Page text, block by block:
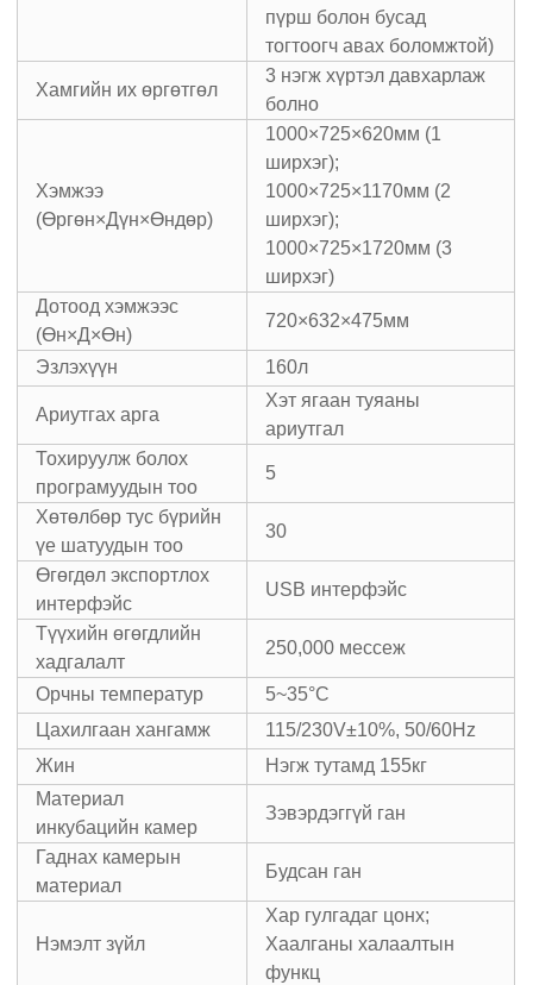
пүрш болон бусад
тогтоогч авах боломжтой)
Хамгийн их өргөтгөл
3 нэгж хүртэл давхарлаж
болно
Хэмжээ
(Өргөн×Дүн×Өндөр)
1000×725×620мм (1
ширхэг);
1000×725×1170мм (2
ширхэг);
1000×725×1720мм (3
ширхэг)
Дотоод хэмжээс
(Өн×Д×Өн)
720×632×475мм
Эзлэхүүн 160л
Ариутгах арга
Хэт ягаан туяаны
ариутгал
Тохируулж болох
програмуудын тоо
5
Хөтөлбөр тус бүрийн
үе шатуудын тоо
30
Өгөгдөл экспортлох
интерфэйс
USB интерфэйс
Түүхийн өгөгдлийн
хадгалалт
250,000 мессеж
Орчны температур
5~35°C
Цахилгаан хангамж
115/230V±10%, 50/60Hz
Жин
Нэгж тутамд 155кг
Материал
инкубацийн камер
Зэвэрдэггүй ган
Гаднах камерын
материал
Будсан ган
Нэмэлт зүйл
Хар гулгадаг цонх;
Хаалганы халаалтын
функц